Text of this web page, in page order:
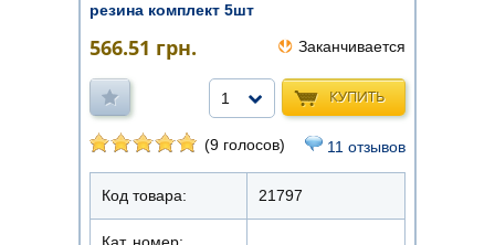
резина комплект 5шт
566.51 грн. Заканчивается
КУПИТЬ
1
(9 голосов) 11 отзывов
Код товара: 21797
Кат. номер: